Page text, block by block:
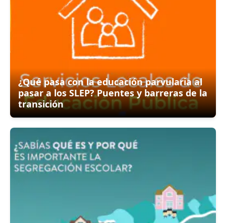
¿Qué pasa con la educación parvularia al
pasar a los SLEP? Puentes y barreras de la
transición